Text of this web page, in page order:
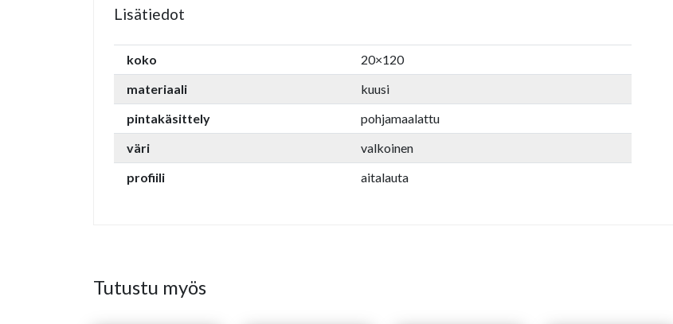
Lisätiedot
koko
20×120
materiaali
kuusi
pintakäsittely
pohjamaalattu
väri
valkoinen
profiili
aitalauta
Tutustu myös